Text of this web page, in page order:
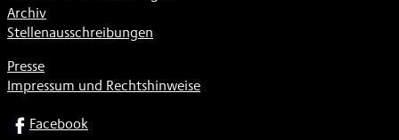
Archiv
Stellenausschreibungen
Presse
Impressum und Rechtshinweise
SOCIALFacebook